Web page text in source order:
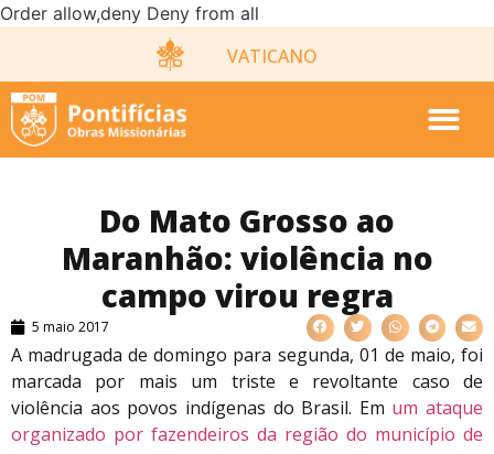
Order allow,deny Deny from all
VATICANO
Do Mato Grosso ao
Maranhão: violência no
campo virou regra
5 maio 2017
A madrugada de domingo para segunda, 01 de maio, foi
marcada por mais um triste e revoltante caso de
violência aos povos indígenas do Brasil. Em um ataque
organizado por fazendeiros da região do município de